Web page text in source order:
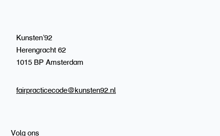
Kunsten’92
Herengracht 62
1015 BP Amsterdam
fairpracticecode@kunsten92.nl
Volg ons